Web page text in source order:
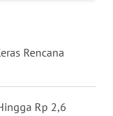
Rencana
Rp 2,6